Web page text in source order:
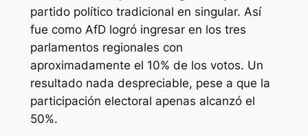
partido político tradicional en singular. Así
fue como AfD logró ingresar en los tres
parlamentos regionales con
aproximadamente el 10% de los votos. Un
resultado nada despreciable, pese a que la
participación electoral apenas alcanzó el
50%.